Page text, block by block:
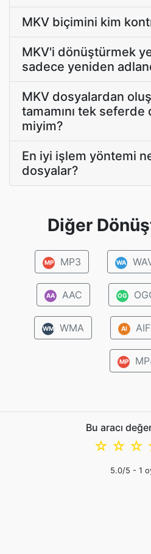
MKV biçimini kim
MKV'i dönüştürmek
sadece yeniden
MKV dosyalardan
tamamını tek
miyim?
En iyi işlem yöntemi
dosyalar?
Diğer
MP MP3 WA
AA AAC OG
WM WMA AI
MP
Bu aracı
☆
☆
☆
5.0/5 - 1